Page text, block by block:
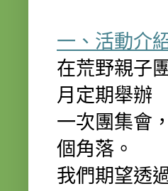
一、活動介
在荒野親子
月定期舉辦
一次團集會
個角落。
我們期望透